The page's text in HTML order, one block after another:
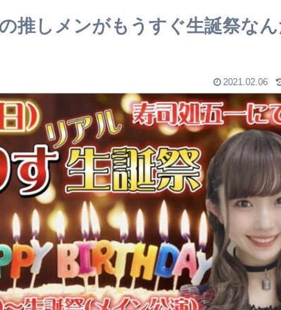
推しメンがもうすぐ生誕祭な
2021.02.06